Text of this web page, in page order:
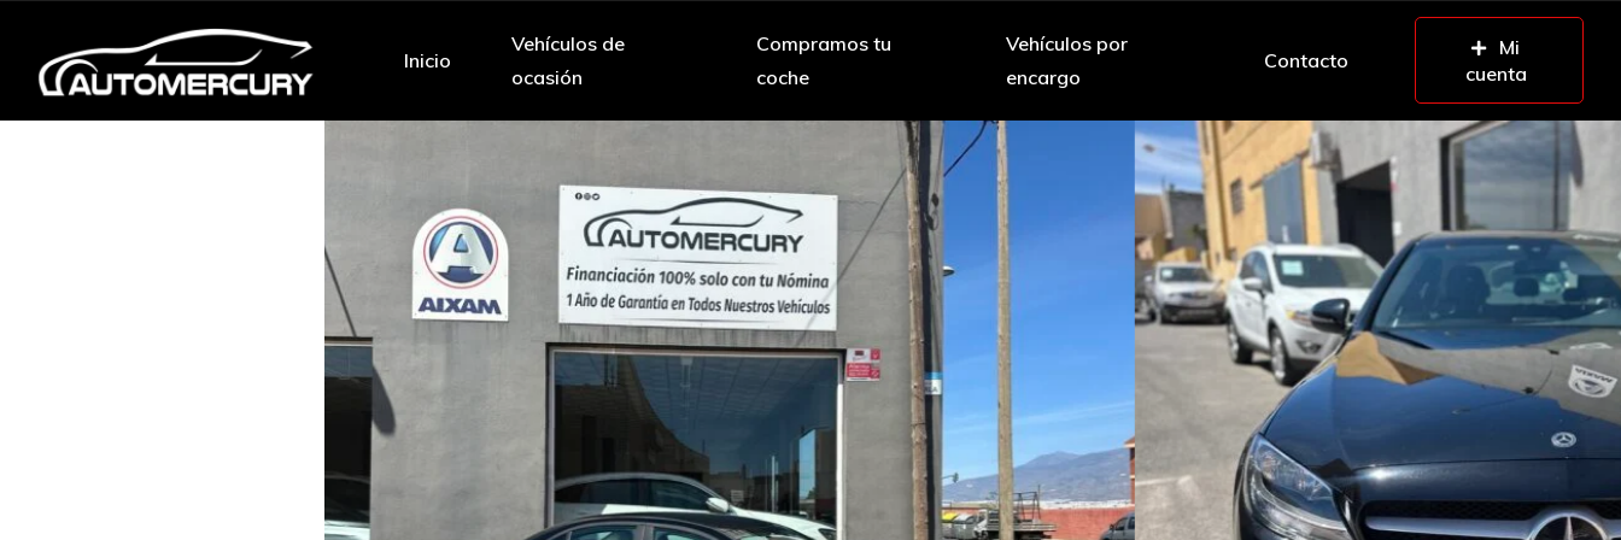
Inicio
Vehículos de
ocasión
Compramos tu
coche
Vehículos por
encargo
Contacto
Mi
cuenta